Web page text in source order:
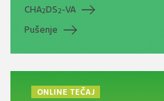
CHA2DS2-VA
Pušenje
ONLINE TEČAJ